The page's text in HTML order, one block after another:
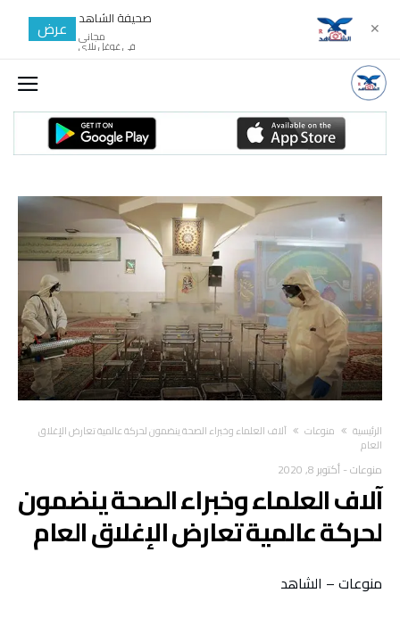
‫الرئيسية‬ منوعات
آلاف العلماء وخبراء الصحة ينضمون لحركة عالمية تعارض الإغلاق
العام
منوعات-أكتوبر 8, 2020
آلاف العلماء وخبراء الصحة ينضمون
لحركة عالمية تعارض الإغلاق العام
منوعات – الشاهد
✕ صحيفة الشاهد
مجانى
في غوغل بلاي
عرض